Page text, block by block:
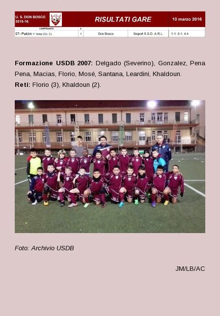
Formazione USDB 2007: Delgado (Severino), Gonzalez, Pena
Pena, Macias, Florio, Mosé, Santana, Leardini, Khaldoun.
Reti: Florio (3), Khaldoun (2).
Foto: Archivio USDB
JM/LB/AC